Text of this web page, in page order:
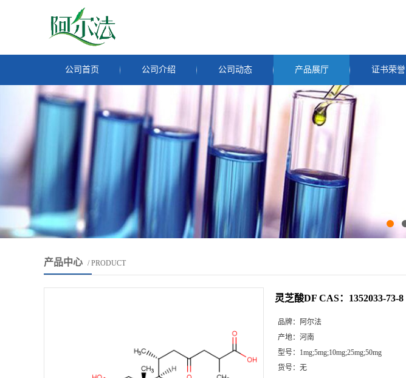
公司首页 公司介绍 公司动态 产品展厅 证书荣誉
产品中心 / PRODUCT
灵芝酸DF CAS：1352033-73-8
品牌：
阿尔法
产地： 河南
型号： 1mg;5mg;10mg;25mg;50mg
货号： 无